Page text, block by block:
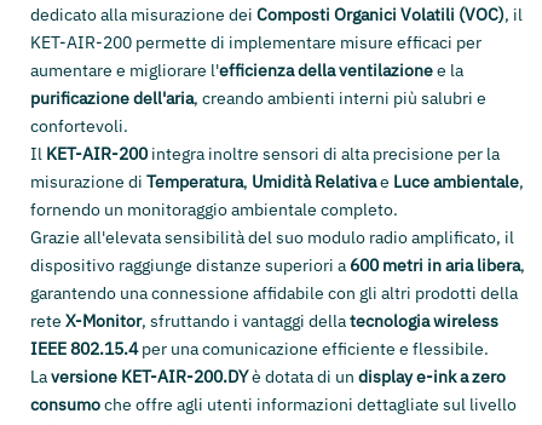
dedicato alla misurazione dei Composti Organici Volatili (VOC), il
KET-AIR-200 permette di implementare misure efficaci per
aumentare e migliorare l'efficienza della ventilazionee la
purificazione dell'aria, creando ambienti interni più salubri e
confortevoli.
Il KET-AIR-200integra inoltre sensori di alta precisione per la
misurazione di Temperatura, Umidità Relativae Luce ambientale,
fornendo un monitoraggio ambientale completo.
Grazie all'elevata sensibilità del suo modulo radio amplificato, il
dispositivo raggiunge distanze superiori a 600 metri in aria libera,
garantendo una connessione affidabile con gli altri prodotti della
rete X-Monitor, sfruttando i vantaggi dellatecnologia wireless
IEEE 802.15.4per una comunicazione efficiente e flessibile.
Laversione KET-AIR-200.DYè dotata di un display e-ink a zero
consumoche offre agli utenti informazioni dettagliate sul livello